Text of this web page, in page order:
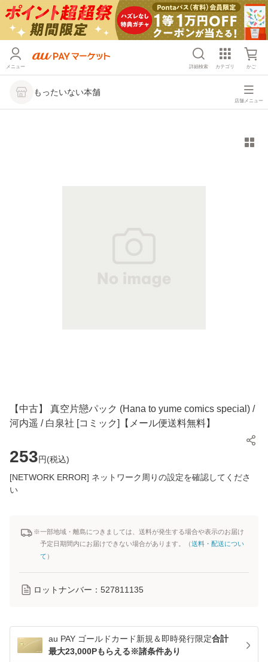
メニュー 詳細検索 カテゴリ かご
もったいない本舗
店舗メニュー
【中古】 真空片戀パック (Hana to yume comics special) /
河内遥 / 白泉社 [コミック]【メール便送料無料】
253円(税込)
[NETWORK ERROR] ネットワーク周りの設定を確認してくださ
い
※一部地域・離島につきましては、送料が発生する場合や表示のお届け
予定日期間内にお届けできない場合があります。（送料・配送につい
て ）
ロットナンバー： 527811135
au PAY ゴールドカード新規＆即時発行限定合計
最大23,000Pもらえる※諸条件あり